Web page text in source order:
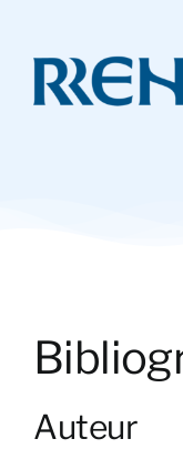
contenu
Publications
Bibliographie
Auteur